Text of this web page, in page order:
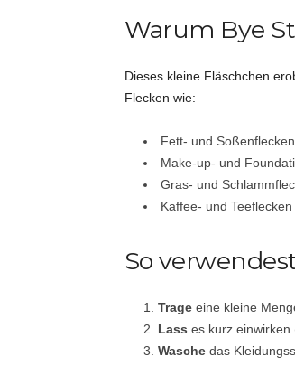
Warum Bye
Dieses kleine Fläschchen
Flecken wie:
Fett- und Soßenflecken
Make-up- und
Gras- und
Kaffee- und Teeflecken
So
Trageeine kleine
Lass es kurz einwirken
Waschedas